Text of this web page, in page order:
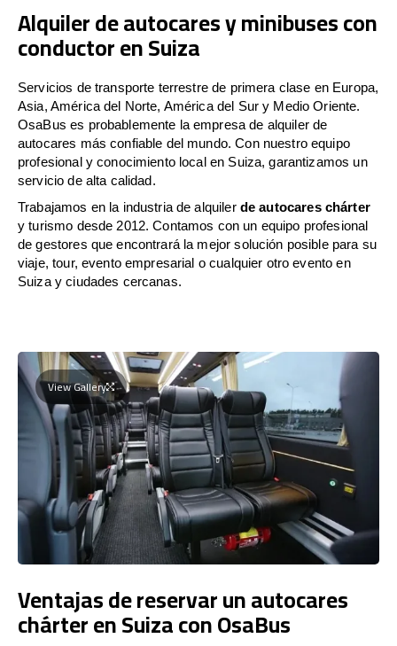
Alquiler de autocares y minibuses con
conductor en Suiza
Servicios de transporte terrestre de primera clase en Europa,
Asia, América del Norte, América del Sur y Medio Oriente.
OsaBus es probablemente la empresa de alquiler de
autocares más confiable del mundo. Con nuestro equipo
profesional y conocimiento local en Suiza, garantizamos un
servicio de alta calidad.
Trabajamos en la industria de alquiler de autocares chárter
y turismo desde 2012. Contamos con un equipo profesional
de gestores que encontrará la mejor solución posible para su
viaje, tour, evento empresarial o cualquier otro evento en
Suiza y ciudades cercanas.
View Gallery
Ventajas de reservar un autocares
chárter en Suiza con OsaBus